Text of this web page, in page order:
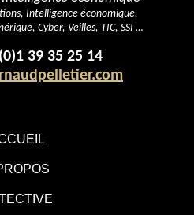
Intelligence économique,
Cyber, Veilles, TIC, SSI …
39 35 25 14